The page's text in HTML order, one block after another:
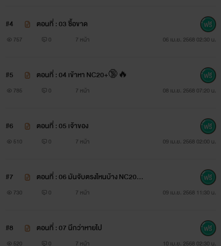
#4 ตอนที่ : 03 ซื้อขาด
757 0 7 หน้า 06 เม.ย. 2568 02:30 น.
#5 ตอนที่ : 04 เข้าหา NC20+🔞🔥
785 0 7 หน้า 08 เม.ย. 2568 07:20 น.
#6 ตอนที่ : 05 เจ้าของ
510 0 7 หน้า 09 เม.ย. 2568 02:00 น.
#7
ตอนที่ : 06 มันจับตรงไหนบ้าง NC20
+🔥🔞
730 0 7 หน้า 09 เม.ย. 2568 11:30 น.
#8 ตอนที่ : 07 นึกว่าหายไป
520 0 7 หน้า 10 เม.ย. 2568 02:30 น.